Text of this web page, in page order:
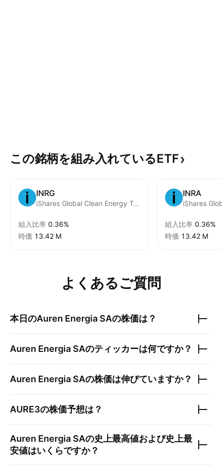
この銘柄を組み入れているETF
INRG
iShares Global Clean Energy Transition UCITS ETD USD
組入比率 0.36%
時価 ‪13.42 M‬
INRA
組入比率 0.36%
時価 ‪13.42 M‬
よくあるご質問
本日のAuren Energia SAの株価は？
Auren Energia SAのティッカーは何ですか？
Auren Energia SAの株価は伸びていますか？
AURE3の株価予想は？
Auren Energia SAの史上最高値および史上最
安値はいくらですか？